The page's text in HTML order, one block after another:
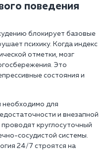
поведения
блокирует базовые
психику. Когда индекс
отметки, мозг
Это
состояния и
необходимо для
и внезапной
проводят круглосуточный
сосудистой системы.
24/7 строятся на